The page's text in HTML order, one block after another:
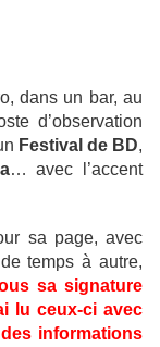
dans un bar, au
d’observation
Festival de BD,
… avec l’accent
sa page, avec
temps à autre,
sa signature
lu ceux-ci avec
informations